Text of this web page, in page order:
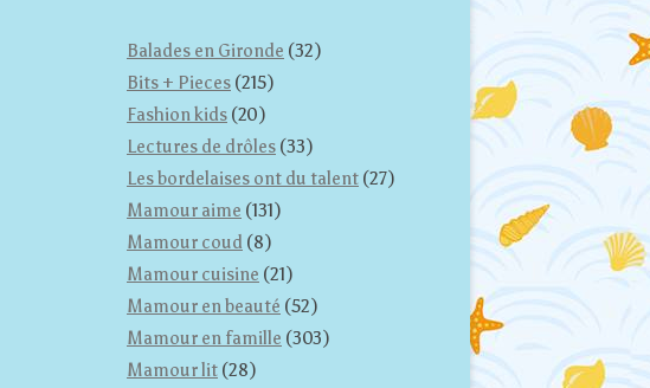
Balades en Gironde (32)
Bits + Pieces (215)
Fashion kids (20)
Lectures de drôles (33)
Les bordelaises ont du talent (27)
Mamour aime (131)
Mamour coud (8)
Mamour cuisine (21)
Mamour en beauté (52)
Mamour en famille (303)
Mamour lit (28)